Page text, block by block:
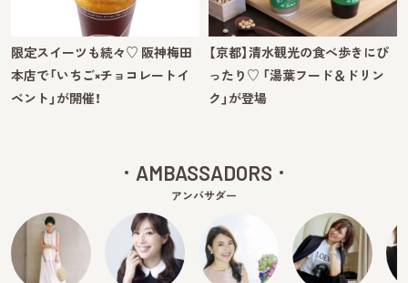
限定スイーツも続々♡ 阪神梅田
本店で「いちご×チョコレートイ
ベント」が開催！
【京都】清水観光の食べ歩きにぴ
ったり♡ 「湯葉フード＆ドリン
ク」が登場
AMBASSADORS
アンバサダー